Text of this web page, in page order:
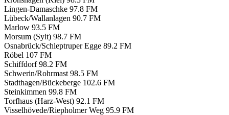
Lingen-Damaschke 97.8 FM
Lübeck/Wallanlagen 90.7 FM
Marlow 93.5 FM
Morsum (Sylt) 98.7 FM
Osnabrück/Schleptruper Egge 89.2 FM
Röbel 107 FM
Schiffdorf 98.2 FM
Schwerin/Rohrmast 98.5 FM
Stadthagen/Bückeberge 102.6 FM
Steinkimmen 99.8 FM
Torfhaus (Harz-West) 92.1 FM
Visselhövede/Riepholmer Weg 95.9 FM